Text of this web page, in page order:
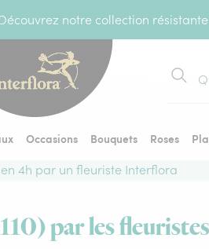
notre collection
Occasions Bouquets Roses
4h par un fleuriste Interflora
par les